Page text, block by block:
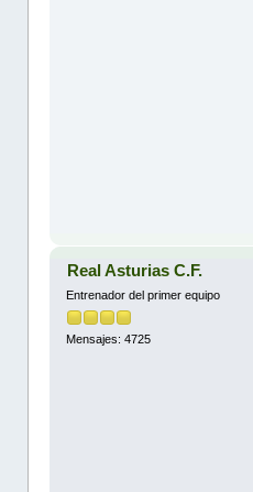
Real Asturias C.F.
Entrenador del primer equipo
Mensajes: 4725